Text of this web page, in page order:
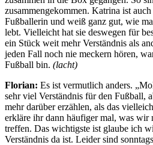
zusammengekommen. Katrina ist
Fußballerin und weiß ganz gut, wie
lebt. Vielleicht hat sie deswegen für
ein Stück weit mehr Verständnis als
jeden Fall noch nie meckern hören,
Fußball bin. (lacht)
Florian: Es ist vermutlich anders.
sehr viel Verständnis für den Fußball,
mehr darüber erzählen, als das
erkläre ihr dann häufiger mal, was wir
treffen. Das wichtigste ist glaube ich
Verständnis da ist. Leider sind